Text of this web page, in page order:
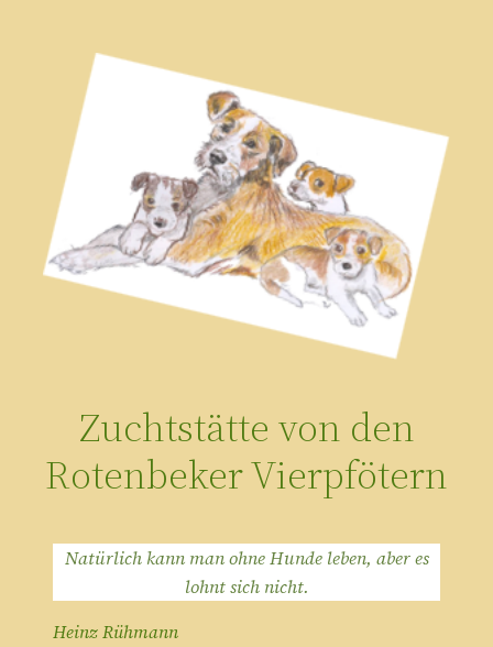
Zuchtstätte von den
Rotenbeker Vierpfötern
Natürlich kann man ohne Hunde leben, aber es
lohnt sich nicht.
Heinz Rühmann